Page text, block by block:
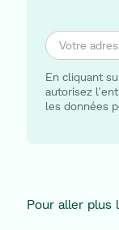
En cliquant
autorisez
les données
Pour aller plus